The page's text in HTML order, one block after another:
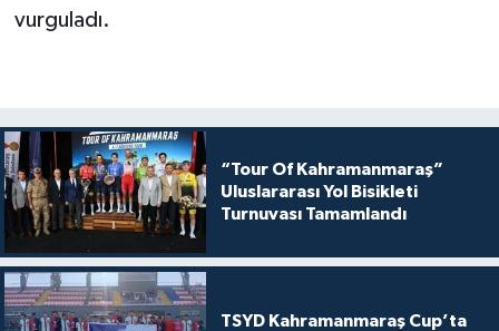
vurguladı.
“Tour Of Kahramanmaraş”
Uluslararası Yol Bisikleti
Turnuvası Tamamlandı
TSYD Kahramanmaraş Cup’ta